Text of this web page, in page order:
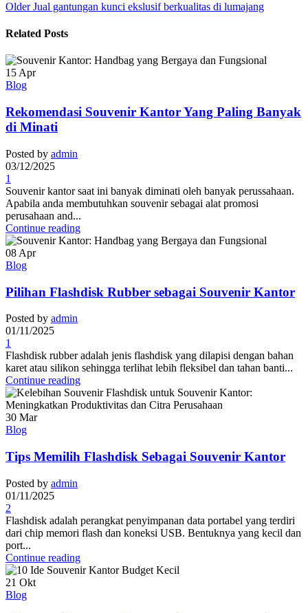
Older Jual gantungan kunci ekslusif berkualitas di lumajang
Related Posts
15Apr
Blog
Rekomendasi Souvenir Kantor Yang Paling Banyak
di Minati
Posted by admin
03/12/2025
1
Souvenir kantor saat ini banyak diminati oleh banyak perussahaan.
Apabila anda membutuhkan souvenir sebagai alat promosi
perusahaan and...
Continue reading
08 Apr
Blog
Pilihan Flashdisk Rubber sebagai Souvenir Kantor
Posted by admin
01/11/2025
1
Flashdisk rubber adalah jenis flashdisk yang dilapisi dengan bahan
karet atau silikon sehingga terlihat lebih fleksibel dan tahan banti...
Continue reading
30 Mar
Blog
Tips Memilih Flashdisk Sebagai Souvenir Kantor
Posted by admin
01/11/2025
2
Flashdisk adalah perangkat penyimpanan data portabel yang terdiri
dari chip memori flash dan koneksi USB. Bentuknya yang kecil dan
port...
Continue reading
21 Okt
Blog